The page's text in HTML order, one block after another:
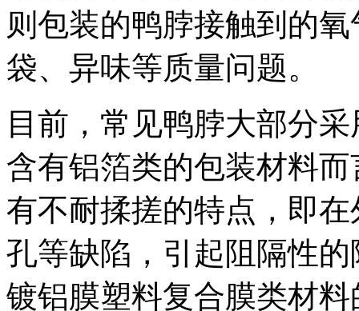
则包装的鸭脖接触到的
袋、异味等质量问题。
目前，常见鸭脖大部分
含有铝箔类的包装材料
有不耐揉搓的特点，即
孔等缺陷，引起阻隔性
镀铝膜塑料复合膜类材